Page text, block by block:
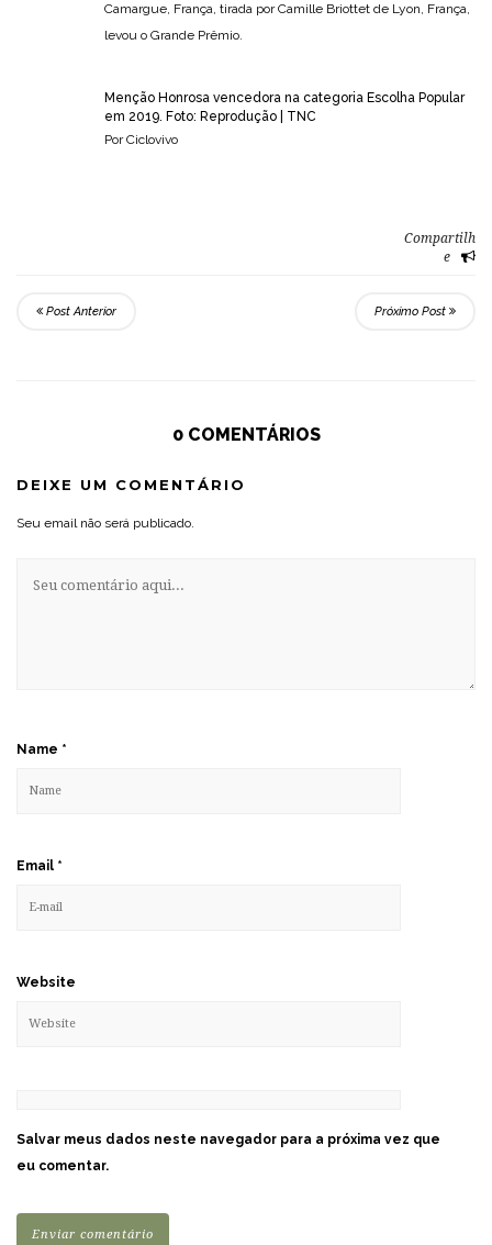
Camargue, França, tirada por Camille Briottet de Lyon, França,
levou o Grande Prêmio.
Menção Honrosa vencedora na categoria Escolha Popular
em 2019. Foto: Reprodução | TNC
Por Ciclovivo
Compartilh
e
Post Anterior Próximo Post
0 COMENTÁRIOS
DEIXE UM COMENTÁRIO
Seu email não será publicado.
Name *
Email *
Website
Salvar meus dados neste navegador para a próxima vez que
eu comentar.